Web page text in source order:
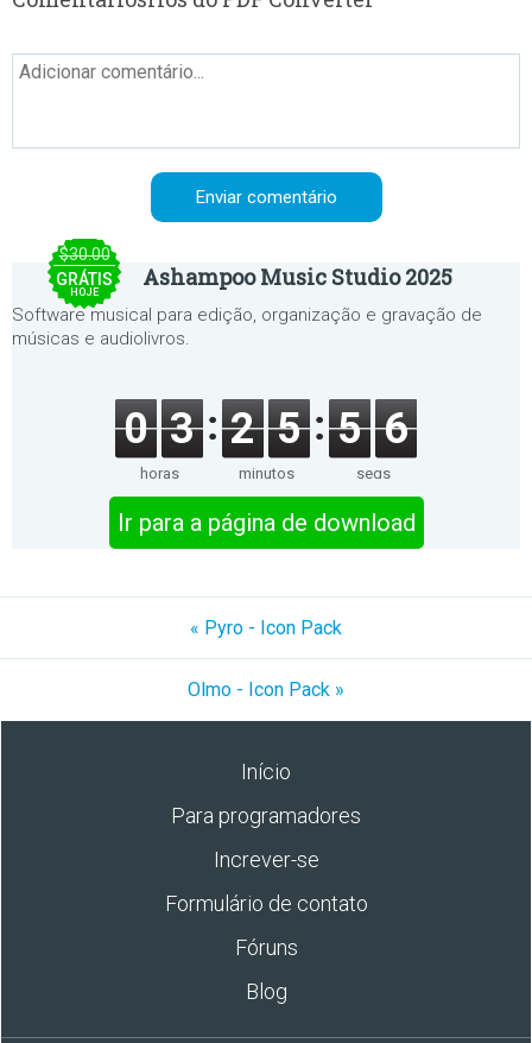
$30.00
GRÁTIS
HOJE
Ashampoo Music Studio 2025
Software musical para edição, organização e gravação de
músicas e audiolivros.
0 3
horas
2 5
minutos
5 6
segs
Ir para a página de download
« Pyro - Icon Pack
Olmo - Icon Pack »
Início
Para programadores
Increver-se
Formulário de contato
Fóruns
Blog